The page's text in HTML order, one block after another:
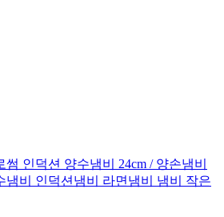
인덕션 양수냄비 24cm / 양손냄비
냄비 인덕션냄비 라면냄비 냄비 작은